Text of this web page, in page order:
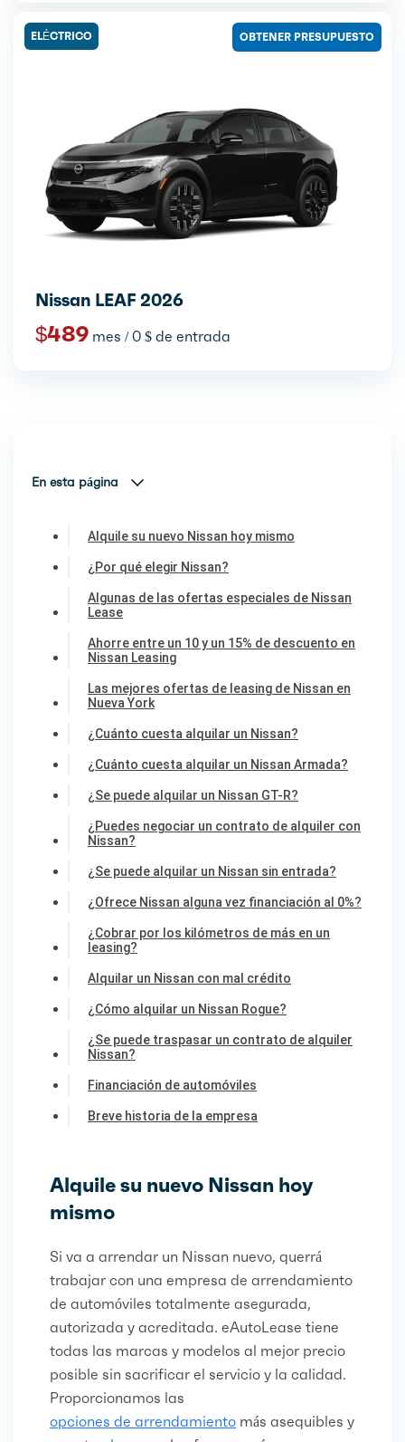
ELÉCTRICO
Nissan LEAF 2026
$489 mes / 0 $ de entrada
OBTENER PRESUPUESTO
Alquile su nuevo Nissan hoy
mismo
Si va a arrendar un Nissan nuevo, querrá
trabajar con una empresa de arrendamiento
de automóviles totalmente asegurada,
autorizada y acreditada. eAutoLease tiene
todas las marcas y modelos al mejor precio
posible sin sacrificar el servicio y la calidad.
Proporcionamos las
opciones de arrendamiento más asequibles y
En esta página
Alquile su nuevo Nissan hoy mismo
¿Por qué elegir Nissan?
Algunas de las ofertas especiales de Nissan
Lease
Ahorre entre un 10 y un 15% de descuento en
Nissan Leasing
Las mejores ofertas de leasing de Nissan en
Nueva York
¿Cuánto cuesta alquilar un Nissan?
¿Cuánto cuesta alquilar un Nissan Armada?
¿Se puede alquilar un Nissan GT-R?
¿Puedes negociar un contrato de alquiler con
Nissan?
¿Se puede alquilar un Nissan sin entrada?
¿Ofrece Nissan alguna vez financiación al 0%?
¿Cobrar por los kilómetros de más en un
leasing?
Alquilar un Nissan con mal crédito
¿Cómo alquilar un Nissan Rogue?
¿Se puede traspasar un contrato de alquiler
Nissan?
Financiación de automóviles
Breve historia de la empresa